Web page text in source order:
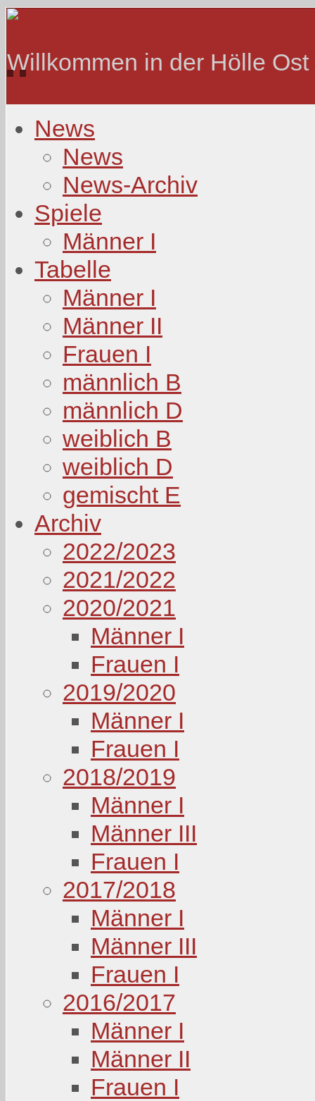
Willkommen in der Hölle Ost
News
News
News-Archiv
Spiele
Männer I
Tabelle
Männer I
Männer II
Frauen I
männlich B
männlich D
weiblich B
weiblich D
gemischt E
Archiv
2022/2023
2021/2022
2020/2021
Männer I
Frauen I
2019/2020
Männer I
Frauen I
2018/2019
Männer I
Männer III
Frauen I
2017/2018
Männer I
Männer III
Frauen I
2016/2017
Männer I
Männer II
Frauen I